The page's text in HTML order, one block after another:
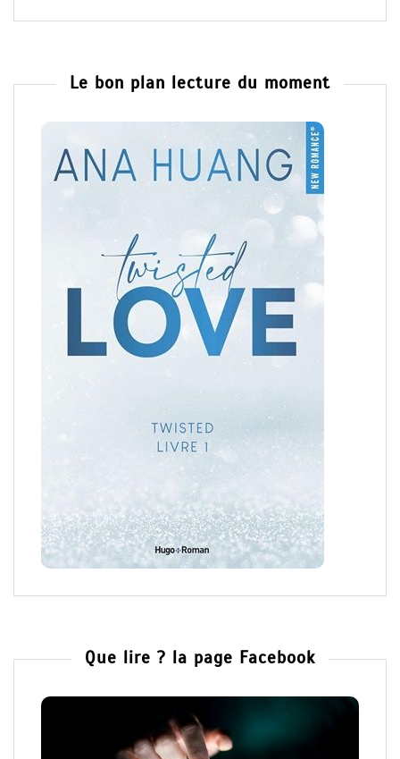
Le bon plan lecture du moment
Que lire ? la page Facebook